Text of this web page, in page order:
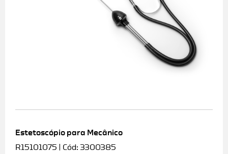
Estetoscópio para Mecânico
R15101075 | Cód: 3300385